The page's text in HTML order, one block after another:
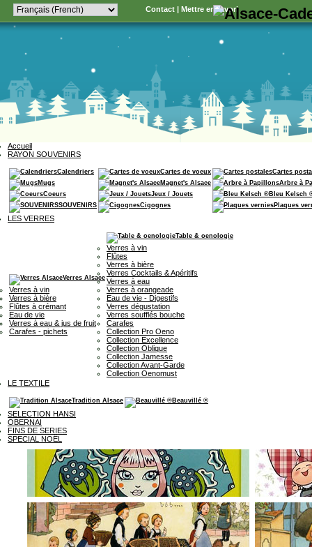
Contact |Mettre en favori
Accueil
RAYON SOUVENIRS
Calendriers
Mugs
Coeurs
SOUVENIRS
Cartes de voeux
Magnet's Alsace
Jeux / Jouets
Cigognes
Cartes
Arbre à
Bleu Kelsch
Plaques
LES VERRES
Verres Alsace
Verres à vin
Verres à bière
Flûtes à crémant
Eau de vie
Verres à eau & jus de fruit
Carafes - pichets
Table & oenologie
Verres à vin
Flûtes
Verres à bière
Verres Cocktails & Apéritifs
Verres à eau
Verres à orangeade
Eau de vie - Digestifs
Verres dégustation
Verres soufflés bouche
Carafes
Collection Pro Oeno
Collection Excellence
Collection Oblique
Collection Jamesse
Collection Avant-Garde
Collection Oenomust
LE TEXTILE
Tradition Alsace Beauvillé ®
SELECTION HANSI
OBERNAI
FINS DE SERIES
SPECIAL NOËL